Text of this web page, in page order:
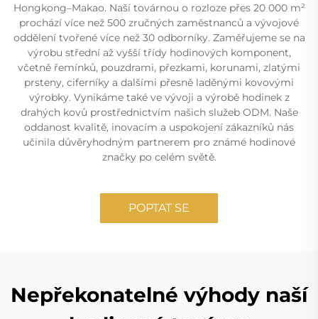
Hongkong–Makao. Naší továrnou o rozloze přes 20 000 m²
prochází více než 500 zručných zaměstnanců a vývojové
oddělení tvořené více než 30 odborníky. Zaměřujeme se na
výrobu střední až vyšší třídy hodinových komponent,
včetně řemínků, pouzdrami, přezkami, korunami, zlatými
prsteny, ciferníky a dalšími přesně laděnými kovovými
výrobky. Vynikáme také ve vývoji a výrobě hodinek z
drahých kovů prostřednictvím našich služeb ODM. Naše
oddanost kvalitě, inovacím a uspokojení zákazníků nás
učinila důvěryhodným partnerem pro známé hodinové
značky po celém světě.
POPTAT SE
Nepřekonatelné výhody naší